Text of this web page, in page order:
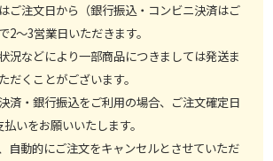
ご注文日から（銀行振込・コンビニ決済はご
2～3営業日いただきます。
況などにより一部商品につきましては発送ま
だくことがございます。
済・銀行振込をご利用の場合、ご注文確定日
いをお願いいたします。
自動的にご注文をキャンセルとさせていただ